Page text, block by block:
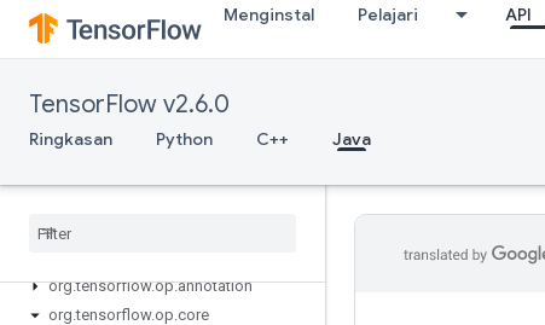
Menginstal Pelajari API
TensorFlow v2.6.0
Ringkasan Python C++ Java
org
org.tensorflow.op.annotation
org.tensorflow.op.core